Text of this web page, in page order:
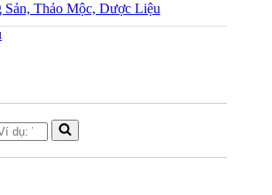
Sản, Thảo Mộc, Dược Liệu